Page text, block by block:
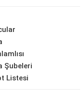
Şubeleri
Listesi